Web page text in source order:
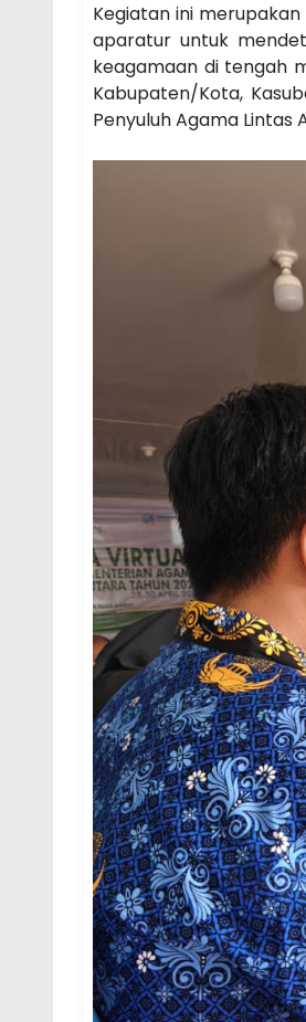
Kegiatan ini
aparatur untuk
keagamaan di tengah
Kabupaten/Kota,
Penyuluh Agama Lintas